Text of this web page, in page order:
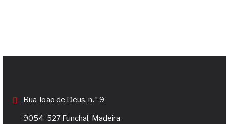
Rua João de Deus, n.º 9
9054-527 Funchal, Madeira